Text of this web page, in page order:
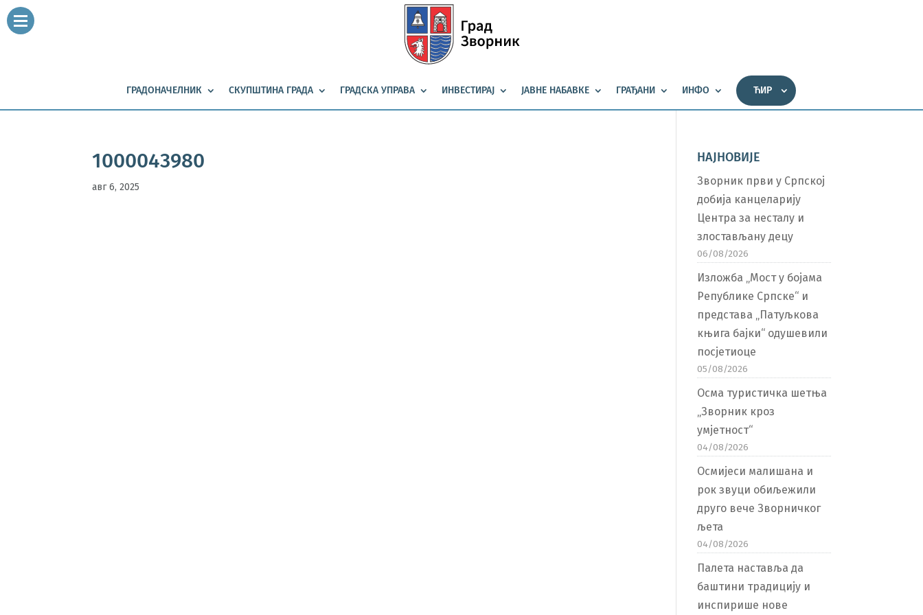
ГРАДОНАЧЕЛНИК СКУПШТИНА ГРАДА ГРАДСКА УПРАВА ИНВЕСТИРАЈ ЈАВНЕ НАБАВКЕ ГРАЂАНИ ИНФО ЋИР
1000043980
авг 6, 2025
НАЈНОВИЈЕ
Зворник први у Српској
добија канцеларију
Центра за несталу и
злостављану децу
06/08/2026
Изложба „Мост у бојама
Републике Српске“ и
представа „Патуљкова
књига бајки“ одушевили
посјетиоце
05/08/2026
Осма туристичка шетња
„Зворник кроз
умјетност“
04/08/2026
Осмијеси малишана и
рок звуци обиљежили
друго вече Зворничког
љета
04/08/2026
Палета наставља да
баштини традицију и
инспирише нове